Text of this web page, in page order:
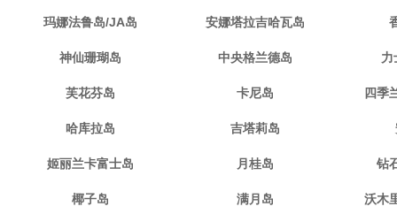
玛娜法鲁岛/JA岛 安娜塔拉吉哈瓦岛
神仙珊瑚岛 中央格兰德岛 力
芙花芬岛 卡尼岛 四季
哈库拉岛 吉塔莉岛
姬丽兰卡富士岛 月桂岛 钻
椰子岛 满月岛 沃木